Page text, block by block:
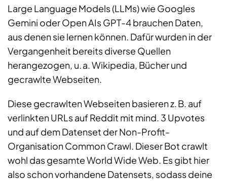
Large Language Models (LLMs) wie Googles
Gemini oder Open AIs GPT-4 brauchen Daten,
aus denen sie lernen können. Dafür wurden in der
Vergangenheit bereits diverse Quellen
herangezogen, u. a. Wikipedia, Bücher und
gecrawlte Webseiten.
Diese gecrawlten Webseiten basieren z. B. auf
verlinkten URLs auf Reddit mit mind. 3 Upvotes
und auf dem Datenset der Non-Profit-
Organisation Common Crawl. Dieser Bot crawlt
wohl das gesamte World Wide Web. Es gibt hier
also schon vorhandene Datensets, sodass deine